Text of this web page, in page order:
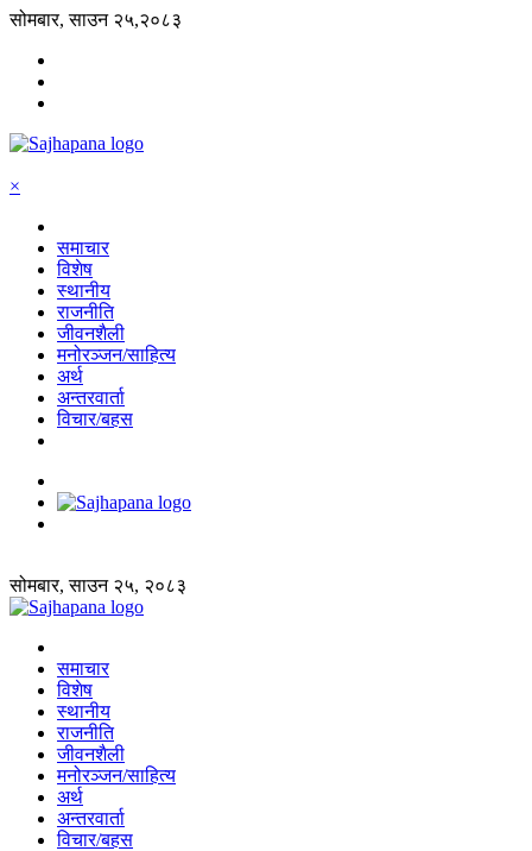
सोमबार, साउन २५,२०८३
×
समाचार
विशेष
स्थानीय
राजनीति
जीवनशैली
मनोरञ्जन/साहित्य
अर्थ
अन्तरवार्ता
विचार/बहस
सोमबार, साउन २५, २०८३
समाचार
विशेष
स्थानीय
राजनीति
जीवनशैली
मनोरञ्जन/साहित्य
अर्थ
अन्तरवार्ता
विचार/बहस